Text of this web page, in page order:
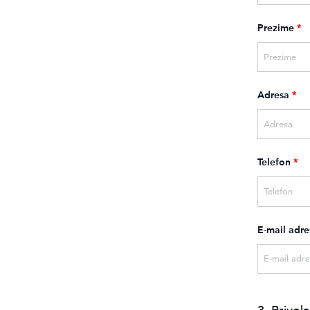
Prezime *
Adresa *
Telefon *
E-mail